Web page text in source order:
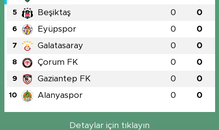
5 Beşiktaş 0 0
6 Eyüpspor 0 0
7 Galatasaray 0 0
8 Çorum FK 0 0
9 Gaziantep FK 0 0
10 Alanyaspor 0 0
Detaylar için tıklayın